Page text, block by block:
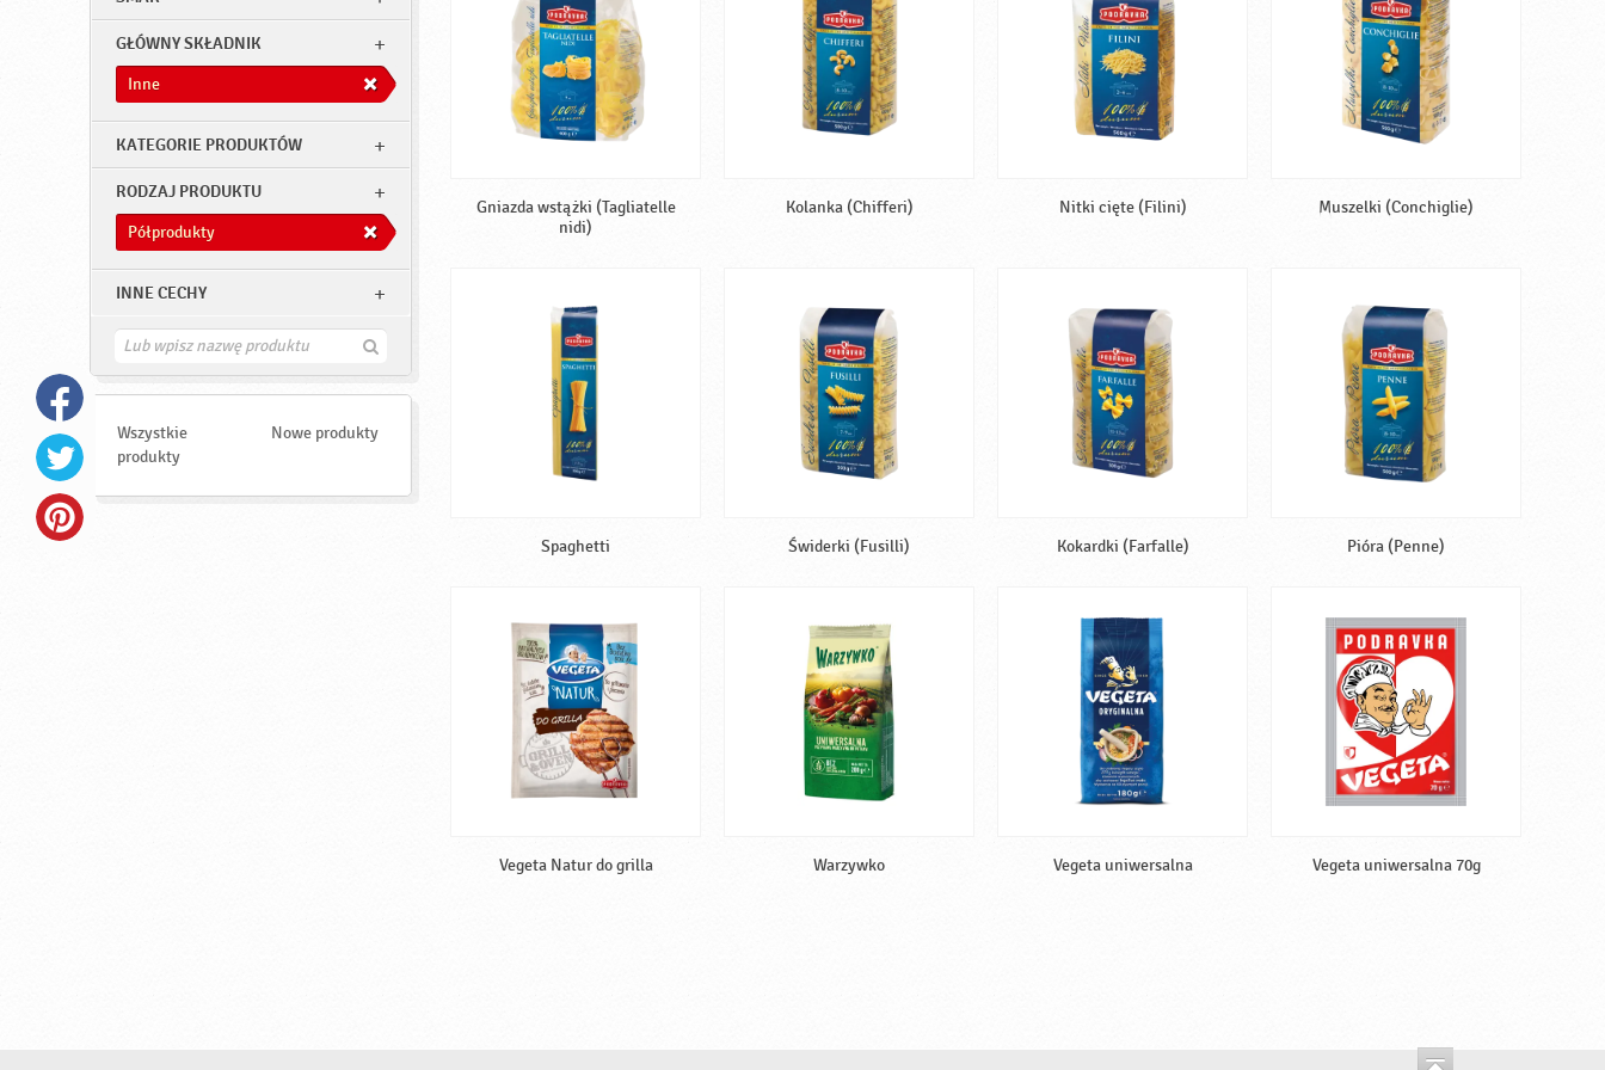
GŁÓWNY SKŁADNIK
Inne
KATEGORIE PRODUKTÓW
RODZAJ PRODUKTU
Półprodukty
INNE CECHY
Z
d
Wszystkie
produkty
Nowe produkty
Gniazda wstążki (Tagliatelle
nidi)
Kolanka (Chifferi) Nitki cięte (Filini) Muszelki (Conchiglie)
Spaghetti Świderki (Fusilli) Kokardki (Farfalle) Pióra (Penne)
Vegeta Natur do grilla Warzywko Vegeta uniwersalna Vegeta uniwersalna 70g